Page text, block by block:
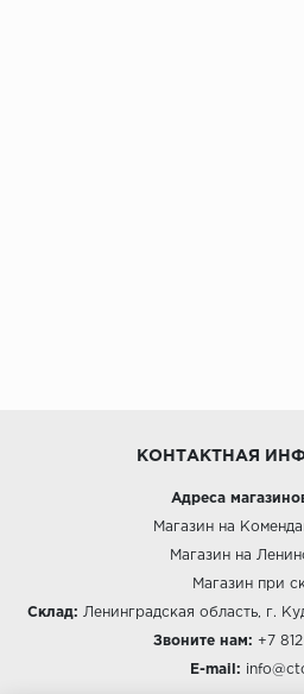
КОНТАКТНАЯ
Адреса
Магазин на
Магазин на
Магазин при
Склад: Ленинградская область, г.
Звоните нам: +7
E-mail: